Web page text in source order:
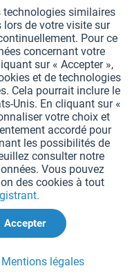
compétition
Flexion faible. Peut
Aktiv
technologies similaires
lors de votre visite sur
Pour ce
concernant votre
sur « Accepter »,
et de technologies
Cela pourrait inclure le
Unis. En cliquant sur «
votre choix et
accordé pour
les possibilités de
consulter notre
Vous pouvez
des cookies à tout
Accepter
Mentions légales